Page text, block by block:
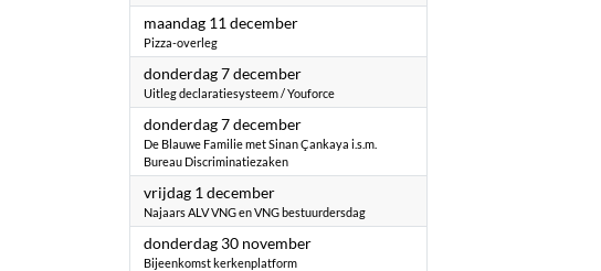
maandag 11 december2023
Pizza-overleg
donderdag 7 december2023
Uitleg declaratiesysteem / Youforce
donderdag 7 december2023
De Blauwe Familie met Sinan Çankaya i.s.m.
Bureau Discriminatiezaken
vrijdag 1 december2023
Najaars ALV VNG en VNG bestuurdersdag
donderdag 30 november2023
Bijeenkomst kerkenplatform